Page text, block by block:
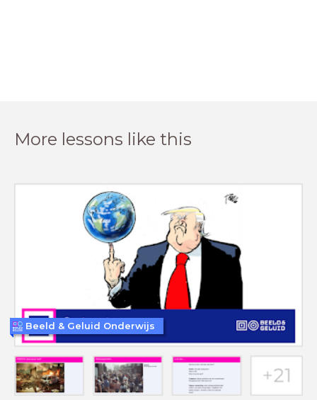
More lessons like this
Beeld & Geluid Onderwijs